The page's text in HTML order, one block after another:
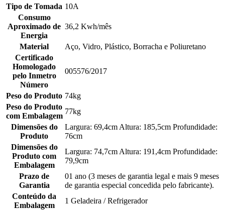
Tipo de Tomada 10A
Consumo
Aproximado de
Energia
36,2 Kwh/mês
Material
Aço, Vidro, Plástico, Borracha e Poliuretano
Certificado
Homologado
pelo Inmetro
Número
005576/2017
Peso do Produto 74kg
Peso do Produto
com Embalagem
77kg
Dimensões do
Produto
Largura: 69,4cm Altura: 185,5cm Profundidade:
76cm
Dimensões do
Produto com
Embalagem
Largura: 74,7cm Altura: 191,4cm Profundidade:
79,9cm
Prazo de
Garantia
01 ano (3 meses de garantia legal e mais 9 meses
de garantia especial concedida pelo fabricante).
Conteúdo da
Embalagem
1 Geladeira / Refrigerador